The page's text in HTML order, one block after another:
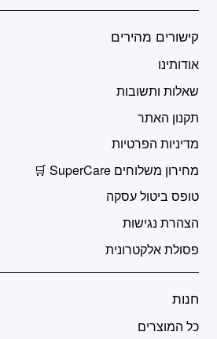
קישורים מהירים
אודותינו
שאלות ותשובות
תקנון האתר
מדיניות הפרטיות
מחירון משלוחים SuperCare 🛒
טופס ביטול עסקה
הצהרת נגישות
פסולת אלקטרונית
חנות
כל המוצרים